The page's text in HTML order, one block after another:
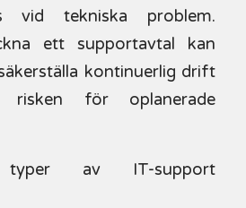
vid tekniska problem.
ett supportavtal kan
kontinuerlig drift
risken för oplanerade
typer av IT-support